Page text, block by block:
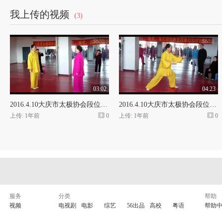
大庆石化运动会上120人的太
我上传的视频 (3)
03:02
2016.4.10大庆市太极协会段位培训班，杨式五段对练视频
上传: 1年前 0
04:23
2016.4.10大庆市太极协会段位培训班，杨式五段单练视频
上传: 1年前 0
服务
视频
分类
电视剧
电影 综艺 56出品 高校
粤语
帮助
帮助